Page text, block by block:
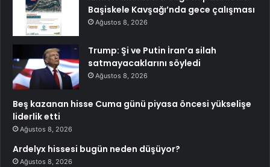
Başiskele Kavşağı’nda gece çalışması
Ağustos 8, 2026
Trump: Şi ve Putin İran’a silah
satmayacaklarını söyledi
Ağustos 8, 2026
Beş kazanan hisse Cuma günü piyasa öncesi yükselişe
liderlik etti
Ağustos 8, 2026
Ardelyx hissesi bugün neden düşüyor?
Ağustos 8, 2026